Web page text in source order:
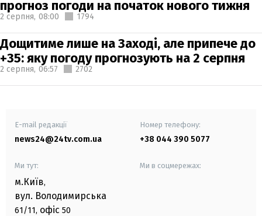
прогноз погоди на початок нового тижня
2 серпня, 08:00 1794
Дощитиме лише на Заході, але припече до
+35: яку погоду прогнозують на 2 серпня
2 серпня, 06:57 2702
E-mail редакції
news24@24tv.com.ua
Номер телефону:
+38 044 390 5077
Ми тут:
м.Київ,
вул. Володимирська
61/11, офіс 50
Ми в соцмережах: